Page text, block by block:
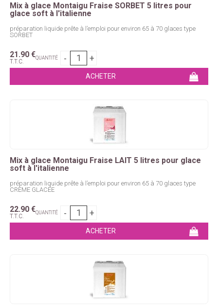
Mix à glace Montaigu Fraise SORBET 5 litres pour
glace soft à l'italienne
préparation liquide prête à l’emploi pour environ 65 à 70 glaces type
SORBET
21.90 €
T.T.C. QUANTITÉ
Mix à glace Montaigu Fraise LAIT 5 litres pour glace
soft à l'italienne
préparation liquide prête à l’emploi pour environ 65 à 70 glaces type
CRÈME GLACÉE
22.90 €
T.T.C. QUANTITÉ